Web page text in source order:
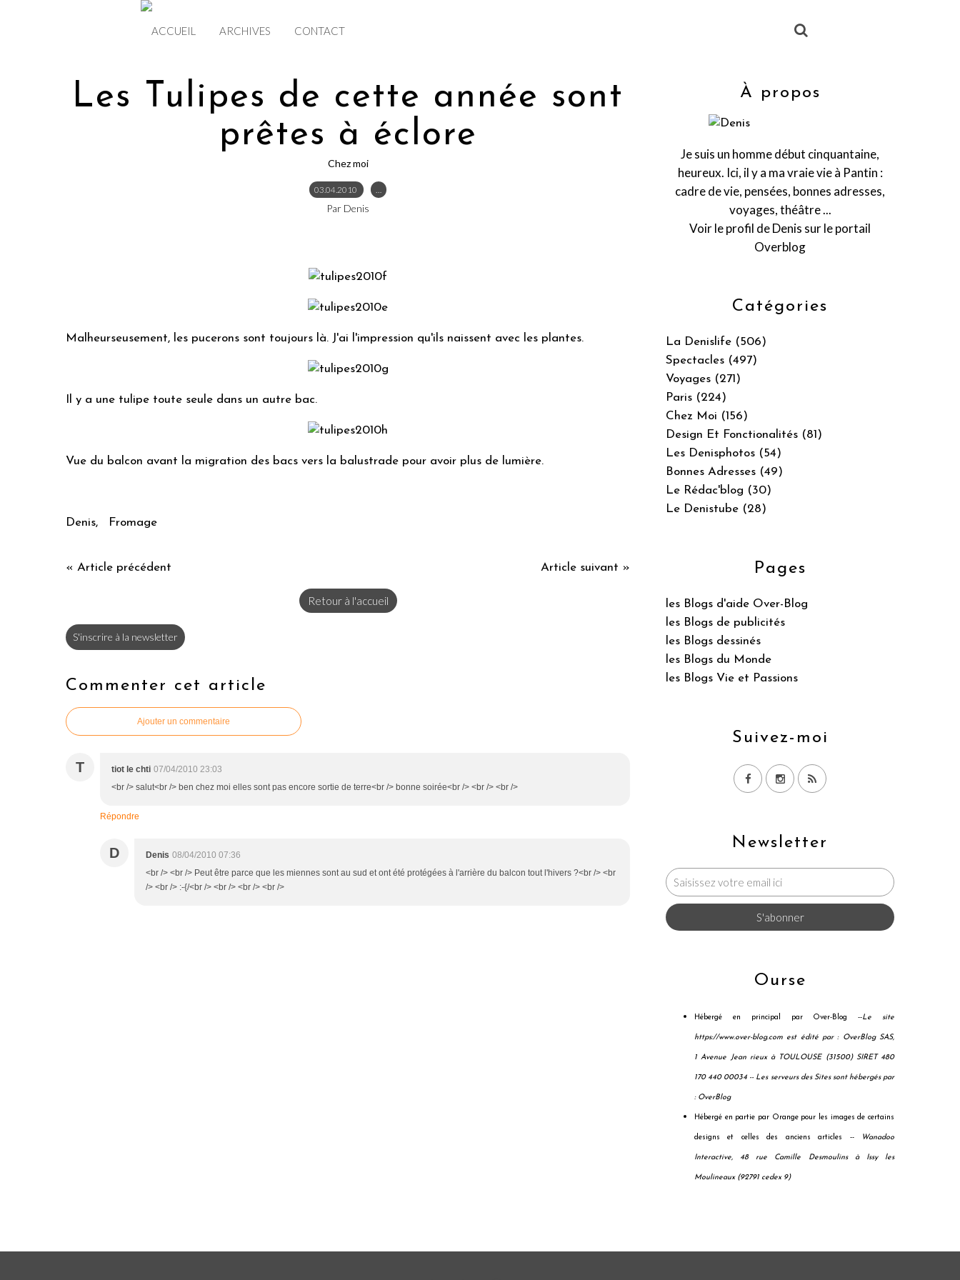
ACCUEIL ARCHIVES CONTACT
Les Tulipes de cette année sont
prêtes à éclore
Chez moi
03.04.2010 …
Par Denis
Malheurseusement, les pucerons sont toujours là. J'ai l'impression qu'ils naissent avec les plantes.
Il y a une tulipe toute seule dans un autre bac.
Vue du balcon avant la migration des bacs vers la balustrade pour avoir plus de lumière.
Denis, Fromage
« Article précédent Article suivant »
Retour à l'accueil
S'inscrire à la newsletter
Commenter cet article
Ajouter un commentaire
T tiot le chti 07/04/2010 23:03
<br /> salut<br /> ben chez moi elles sont pas encore sortie de terre<br /> bonne soirée<br /> <br /> <br />
Répondre
D Denis 08/04/2010 07:36
<br /> <br /> Peut être parce que les miennes sont au sud et ont été protégées à l'arrière du balcon tout l'hivers ?<br /> <br
/> <br /> :-{/<br /> <br /> <br /> <br />
Newsletter
Catégories
La Denislife (506)
Spectacles (497)
Voyages (271)
Paris (224)
Chez Moi (156)
Design Et Fonctionalités (81)
Les Denisphotos (54)
Bonnes Adresses (49)
Le Rédac'blog (30)
Le Denistube (28)
Pages
les Blogs d'aide Over-Blog
les Blogs de publicités
les Blogs dessinés
les Blogs du Monde
les Blogs Vie et Passions
Suivez-moi
À propos
Je suis un homme début cinquantaine,
heureux. Ici, il y a ma vraie vie à Pantin :
cadre de vie, pensées, bonnes adresses,
voyages, théâtre ...
Voir le profil deDenis sur le portail
Overblog
Ourse
Hébergé en principal par Over-Blog --Le site
https://www.over-blog.com est édité par : OverBlog SAS,
1 Avenue Jean rieux à TOULOUSE (31500) SIRET 480
170 440 00034 -- Les serveurs des Sites sont hébergés par
: OverBlog
Hébergé en partie par Orange pour les images de certains
designs et celles des anciens articles -- Wanadoo
Interactive, 48 rue Camille Desmoulins à Issy les
Moulineaux (92791 cedex 9)